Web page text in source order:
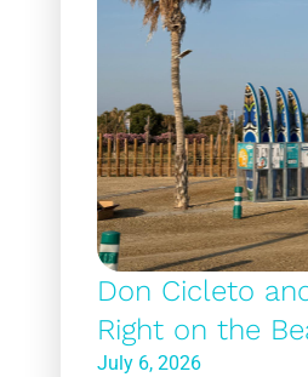
Don Cicleto
Right on the
July 6, 2026